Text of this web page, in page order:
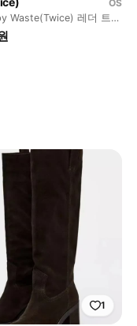
OS
Waste(Twice) 레더 트러
1